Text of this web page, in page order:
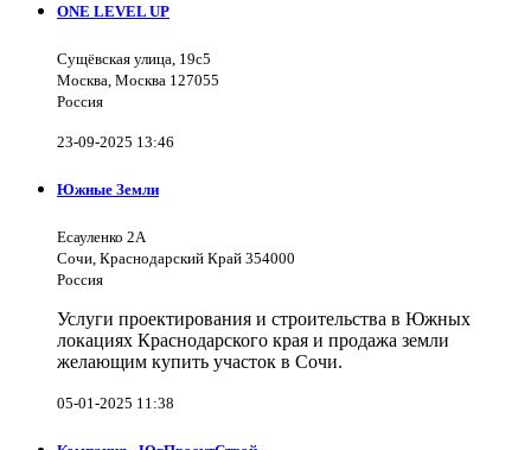
ONE LEVEL UP
Сущёвская улица, 19с5
Москва, Москва 127055
Россия
23-09-2025 13:46
Южные Земли
Есауленко 2А
Сочи, Краснодарский Край 354000
Россия
Услуги проектирования и строительства в Южных
локациях Краснодарского края и продажа земли
желающим купить участок в Сочи.
05-01-2025 11:38